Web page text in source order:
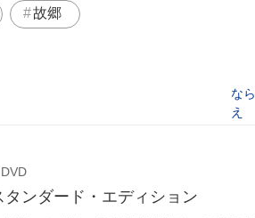
故郷
な
え
DVD
ンダード・エディション